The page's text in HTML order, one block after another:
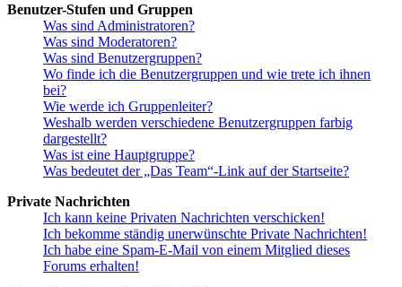
Benutzer-Stufen und Gruppen
Was sind Administratoren?
Was sind Moderatoren?
Was sind Benutzergruppen?
Wo finde ich die Benutzergruppen und wie trete ich ihnen
bei?
Wie werde ich Gruppenleiter?
Weshalb werden verschiedene Benutzergruppen farbig
dargestellt?
Was ist eine Hauptgruppe?
Was bedeutet der „Das Team“-Link auf der Startseite?
Private Nachrichten
Ich kann keine Privaten Nachrichten verschicken!
Ich bekomme ständig unerwünschte Private Nachrichten!
Ich habe eine Spam-E-Mail von einem Mitglied dieses
Forums erhalten!